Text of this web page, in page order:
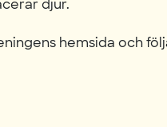
djur.
hemsida och